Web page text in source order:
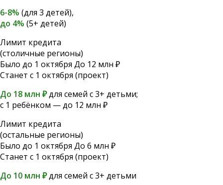
6-8% (для 3 детей),
до 4% (5+ детей)
Лимит кредита
(столичные регионы)
Было до 1 октября До 12 млн ₽
Станет с 1 октября (проект)
До 18 млн ₽для семей с 3+ детьми;
с 1 ребёнком — до 12 млн ₽
Лимит кредита
(остальные регионы)
Было до 1 октября До 6 млн ₽
Станет с 1 октября (проект)
До 10 млн ₽для семей с 3+ детьми